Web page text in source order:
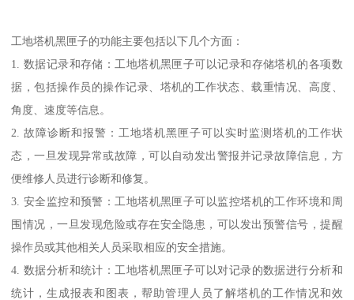
工地塔机黑匣子的功能主要包括以下几个方面：
1. 数据记录和存储：工地塔机黑匣子可以记录和存储塔机的各项数
据，包括操作员的操作记录、塔机的工作状态、载重情况、高度、
角度、速度等信息。
2. 故障诊断和报警：工地塔机黑匣子可以实时监测塔机的工作状
态，一旦发现异常或故障，可以自动发出警报并记录故障信息，方
便维修人员进行诊断和修复。
3. 安全监控和预警：工地塔机黑匣子可以监控塔机的工作环境和周
围情况，一旦发现危险或存在安全隐患，可以发出预警信号，提醒
操作员或其他相关人员采取相应的安全措施。
4. 数据分析和统计：工地塔机黑匣子可以对记录的数据进行分析和
统计，生成报表和图表，帮助管理人员了解塔机的工作情况和效